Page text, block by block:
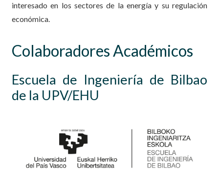
interesado en los sectores de la energía y su regulación
económica.
Colaboradores Académicos
Escuela de Ingeniería de Bilbao
de la UPV/EHU